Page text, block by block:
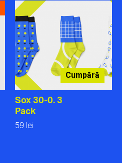
Cumpără
Sox 30-0. 3
Pack
59 lei